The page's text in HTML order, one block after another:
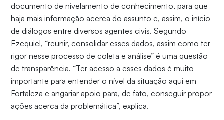
documento de nivelamento de conhecimento, para que
haja mais informação acerca do assunto e, assim, o início
de diálogos entre diversos agentes civis. Segundo
Ezequiel, “reunir, consolidar esses dados, assim como ter
rigor nesse processo de coleta e análise” é uma questão
de transparência. “Ter acesso a esses dados é muito
importante para entender o nível da situação aqui em
Fortaleza e angariar apoio para, de fato, conseguir propor
ações acerca da problemática”, explica.